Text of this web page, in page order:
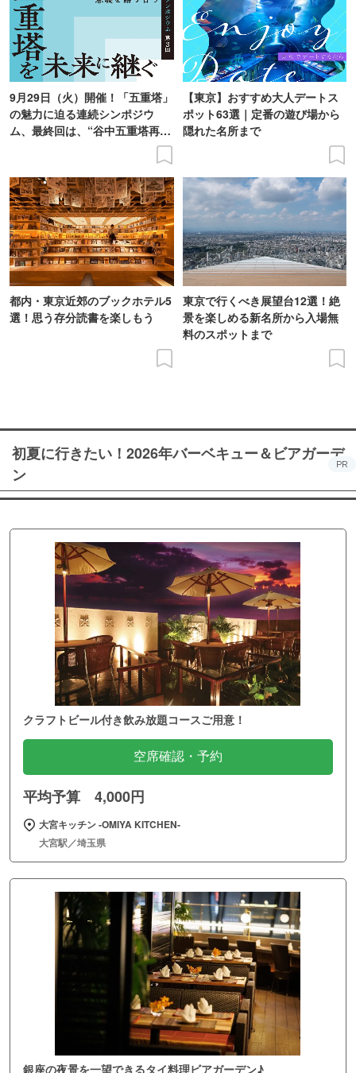
9月29日（火）開催！「五重塔」
の魅力に迫る連続シンポジウ
ム、最終回は、“谷中五重塔再建
【東京】おすすめ大人デートス
ポット63選｜定番の遊び場から
隠れた名所まで
都内・東京近郊のブックホテル5
選！思う存分読書を楽しもう
東京で行くべき展望台12選！絶
景を楽しめる新名所から入場無
料のスポットまで
初夏に行きたい！2026年バーベキュー＆ビアガーデ
ン
PR
クラフトビール付き飲み放題コースご用意！
空席確認・予約
平均予算 4,000円
大宮キッチン ‐OMIYA KITCHEN‐
大宮駅／埼玉県
銀座の夜景を一望できるタイ料理ビアガーデン♪